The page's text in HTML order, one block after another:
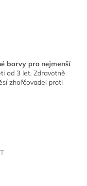
barvy pro nejmenší
od 3 let. Zdravotně
zhořčovadel proti